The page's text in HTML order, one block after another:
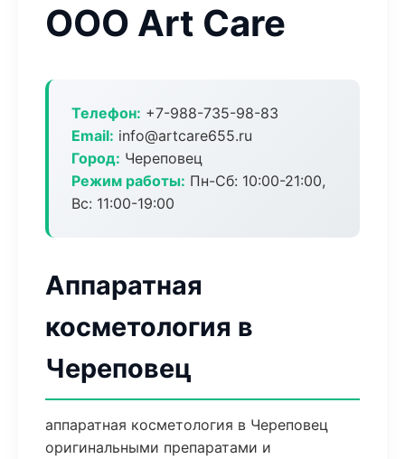
ООО Art Care
Телефон: +7-988-735-98-83
Email: info@artcare655.ru
Город: Череповец
Режим работы: Пн-Сб: 10:00-21:00,
Вс: 11:00-19:00
Аппаратная
косметология в
Череповец
аппаратная косметология в Череповец
оригинальными препаратами и